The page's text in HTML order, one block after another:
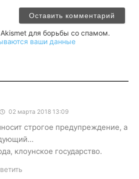
Akismet для борьбы со спамом.
ваши данные
02 марта 2018 13:09
строгое предупреждение, а
клоунское государство.